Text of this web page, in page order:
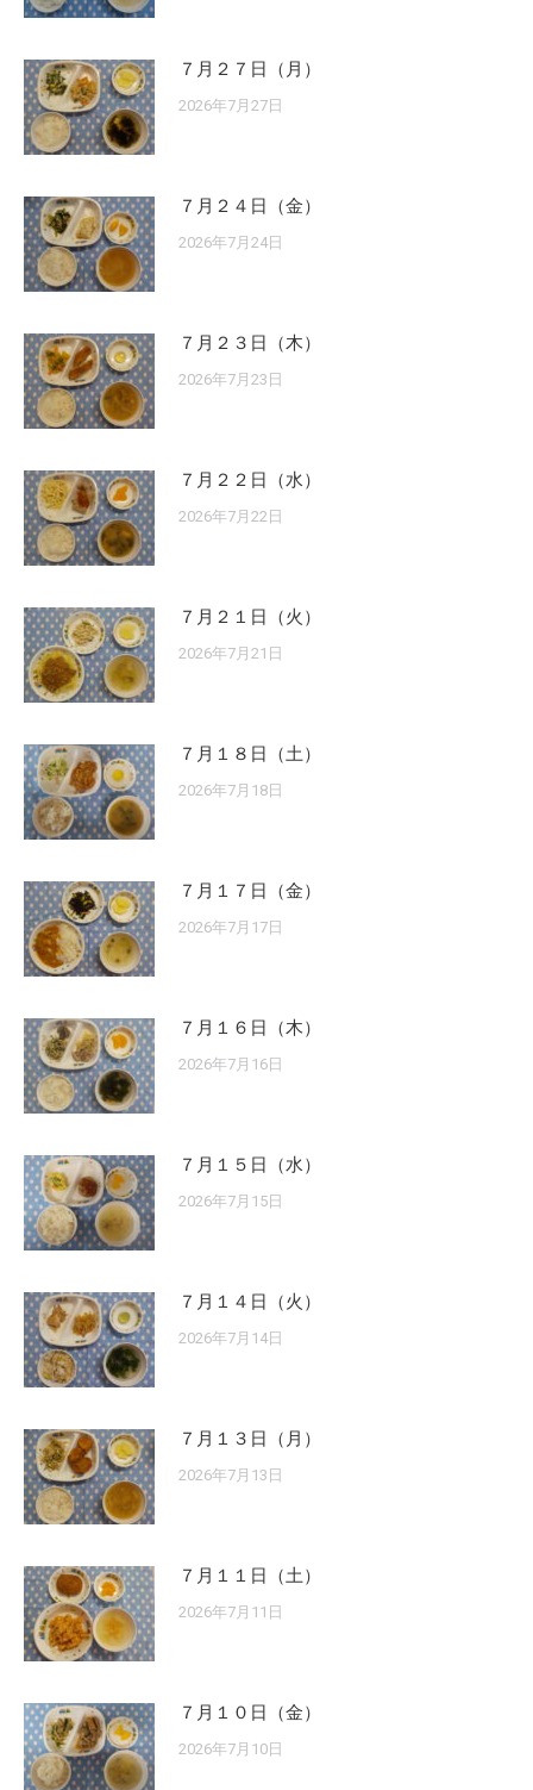
７月２７日（月）
2026年7月27日
７月２４日（金）
2026年7月24日
７月２３日（木）
2026年7月23日
７月２２日（水）
2026年7月22日
７月２１日（火）
2026年7月21日
７月１８日（土）
2026年7月18日
７月１７日（金）
2026年7月17日
７月１６日（木）
2026年7月16日
７月１５日（水）
2026年7月15日
７月１４日（火）
2026年7月14日
７月１３日（月）
2026年7月13日
７月１１日（土）
2026年7月11日
７月１０日（金）
2026年7月10日